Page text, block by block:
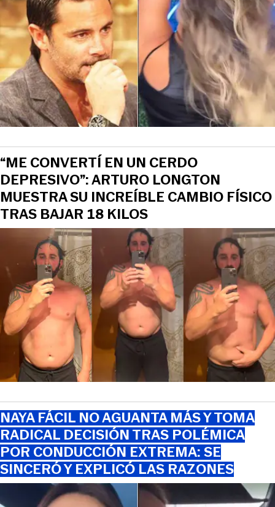
“ME CONVERTÍ EN UN CERDO
DEPRESIVO”: ARTURO LONGTON
MUESTRA SU INCREÍBLE CAMBIO FÍSICO
TRAS BAJAR 18 KILOS
NAYA FÁCIL NO AGUANTA MÁS Y TOMA
RADICAL DECISIÓN TRAS POLÉMICA
POR CONDUCCIÓN EXTREMA: SE
SINCERÓ Y EXPLICÓ LAS RAZONES